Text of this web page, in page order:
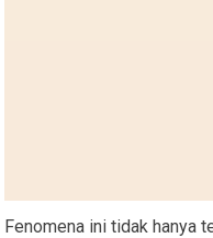
Fenomena ini tidak hanya